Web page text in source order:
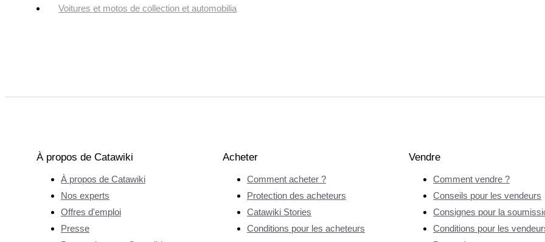
Voitures et motos de collection et automobilia
À propos de Catawiki
À propos de Catawiki
Nos experts
Offres d'emploi
Presse
Acheter
Comment acheter ?
Protection des acheteurs
Catawiki Stories
Conditions pour les acheteurs
Vendre
Comment vendre ?
Conseils pour les vendeurs
Consignes pour la
Conditions pour les